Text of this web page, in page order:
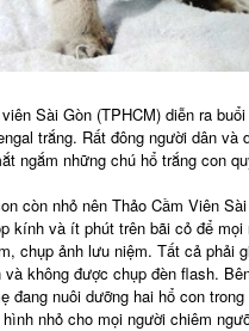
Sài Gòn (TPHCM) diễn ra buổi
trắng. Rất đông người dân và
ngắm những chú hổ trắng con
còn nhỏ nên Thảo Cầm Viên
kính và ít phút trên bãi cỏ để mọi
chụp ảnh lưu niệm. Tất cả phải
không được chụp đèn flash.
đang nuôi dưỡng hai hổ con trong
nhỏ cho mọi người chiêm